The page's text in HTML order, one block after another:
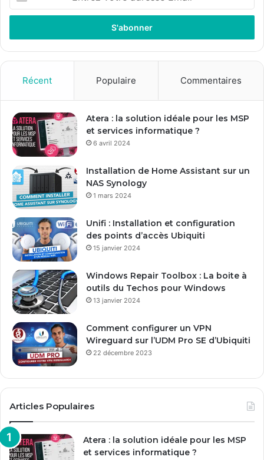
t
e
z
r
e
a
d
s
e
m
a
Récent Populaire Commentaires
Atera : la solution idéale pour les MSP
et services informatique ?
6 avril 2024
Installation de Home Assistant sur un
NAS Synology
1 mars 2024
Unifi : Installation et configuration
des points d’accès Ubiquiti
15 janvier 2024
Windows Repair Toolbox : La boite à
outils du Techos pour Windows
13 janvier 2024
Comment configurer un VPN
Wireguard sur l’UDM Pro SE d’Ubiquiti
22 décembre 2023
Articles Populaires
Atera : la solution idéale pour les MSP
et services informatique ?